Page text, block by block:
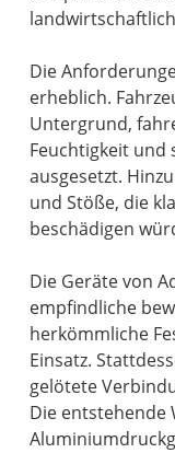
Die
erheblich.
Untergrund,
Feuchtigkeit und
ausgesetzt.
und Stöße, die
beschädigen
Die Geräte von
empfindliche
herkömmliche
Einsatz.
gelötete
Die entstehende